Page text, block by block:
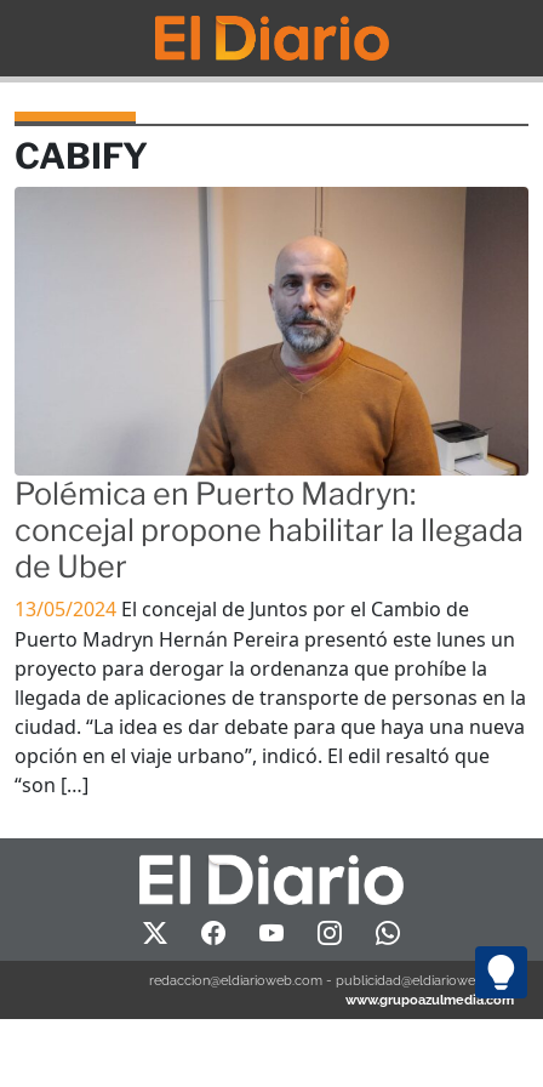
CABIFY
Polémica en Puerto Madryn:
concejal propone habilitar la llegada
de Uber
13/05/2024 El concejal de Juntos por el Cambio de
Puerto Madryn Hernán Pereira presentó este lunes un
proyecto para derogar la ordenanza que prohíbe la
llegada de aplicaciones de transporte de personas en la
ciudad. “La idea es dar debate para que haya una nueva
opción en el viaje urbano”, indicó. El edil resaltó que
“son […]
redaccion@eldiarioweb.com - publicidad@eldiarioweb.com
www.grupoazulmedia.com